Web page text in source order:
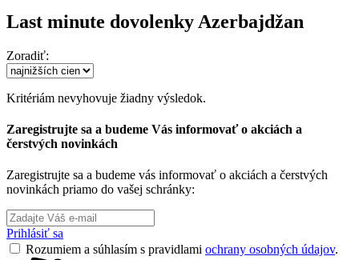
Last minute dovolenky Azerbajdžan
Zoradiť:
Kritériám nevyhovuje žiadny výsledok.
Zaregistrujte sa a budeme Vás informovať o akciách a
čerstvých novinkách
Zaregistrujte sa a budeme vás informovať o akciách a čerstvých
novinkách priamo do vašej schránky:
Prihlásiť sa
Rozumiem a súhlasím s pravidlami ochrany osobných údajov.